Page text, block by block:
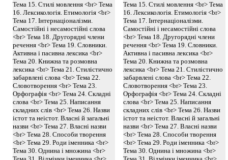
Тема 15. Стилі мовлення <br> Тема
16. Лексикологія. Етимологія <br>
Тема 17. Інтернаціоналізми.
Самостійні і несамостійні слова
<br> Тема 18. Другорядні члени
речення <br> Тема 19. Словники.
Активна і пасивна лексика <br>
Тема 20. Книжна та розмовна
лексика <br> Тема 21. Стилістично
забарвлені слова <br> Тема 22.
Словотворення <br> Тема 23.
Орфографія <br> Тема 24. Складні
слова <br> Тема 25. Написання
складних слів <br> Тема 26. Назви
істот та неістот. Власні й загальні
назви <br> Тема 27. Власні назви
<br> Тема 28. Способи творення
<br> Тема 29. Роди іменника <br>
Тема 30. Однина і множина <br>
Тема 15. Стилі мовлення <br> Тема
16. Лексикологія. Етимологія <br>
Тема 17. Інтернаціоналізми.
Самостійні і несамостійні слова
<br> Тема 18. Другорядні члени
речення <br> Тема 19. Словники.
Активна і пасивна лексика <br>
Тема 20. Книжна та розмовна
лексика <br> Тема 21. Стилістично
забарвлені слова <br> Тема 22.
Словотворення <br> Тема 23.
Орфографія <br> Тема 24. Складні
слова <br> Тема 25. Написання
складних слів <br> Тема 26. Назви
істот та неістот. Власні й загальні
назви <br> Тема 27. Власні назви
<br> Тема 28. Способи творення
<br> Тема 29. Роди іменника <br>
Тема 30. Однина і множина <br>